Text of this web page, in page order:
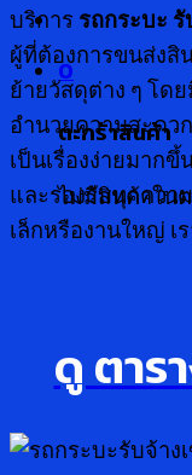
0
ตะกร้าสินค้า
ไม่มีสินค้าใน
บริการ รถกระบะ รั
ผู้ที่ต้องการขนส่งสิ
ย้ายวัสดุต่าง ๆ โด
อำนวยความสะดว
เป็นเรื่องง่ายมาก
และรองรับทุกควา
เล็กหรืองานใหญ่ เ
ดู ตาร